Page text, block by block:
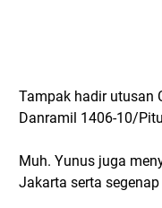
Tampak hadir utusan
Danramil 1406-10/
Muh. Yunus juga
Jakarta serta